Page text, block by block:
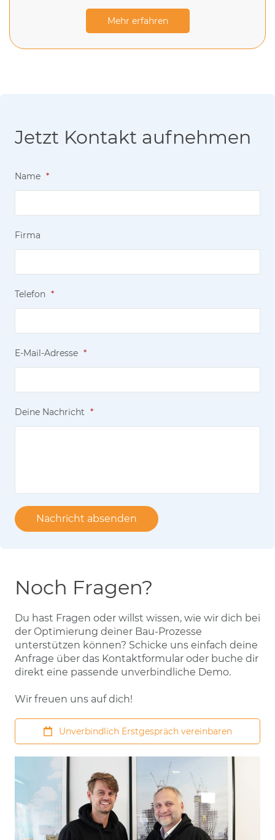
Mehr erfahren
Jetzt Kontakt aufnehmen
Name *
Firma
Telefon *
E-Mail-Adresse *
Deine Nachricht *
Noch Fragen?
Du hast Fragen oder willst wissen, wie wir dich bei
der Optimierung deiner Bau-Prozesse
unterstützen können? Schicke uns einfach deine
Anfrage über das Kontaktformular oder buche dir
direkt eine passende unverbindliche Demo.
Wir freuen uns auf dich!
Unverbindlich Erstgespräch vereinbaren